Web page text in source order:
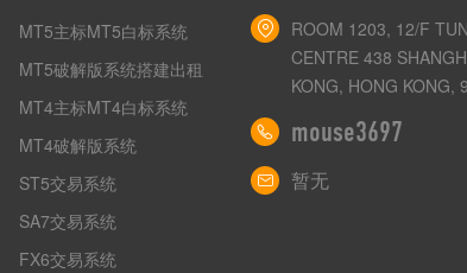
MT5主标MT5白标系统
MT5破解版系统搭建出租
MT4主标MT4白标系统
MT4破解版系统
ST5交易系统
SA7交易系统
FX6交易系统
ROOM 1203, 12/F
CENTRE 438
KONG, HONG KONG,
mouse3697
暂无